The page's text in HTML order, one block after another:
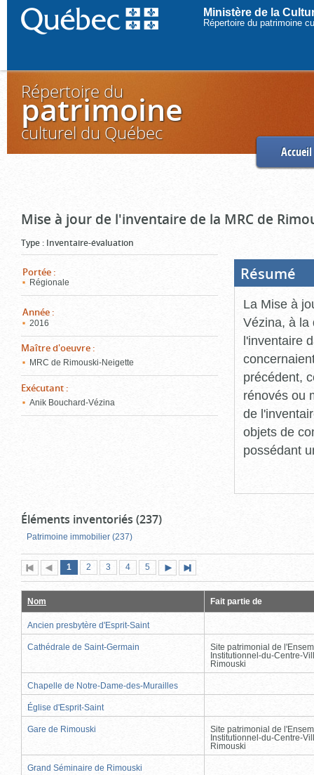
Ministère de la
Répertoire du patrimoine
Répertoire du
patrimoine
culturel du Québec
Accueil
Mise à jour de l'inventaire de la MRC de
Type : Inventaire-évaluation
Portée :
Régionale
Année :
2016
Maître d'oeuvre :
MRC de Rimouski-Neigette
Exécutant :
Anik Bouchard-Vézina
Résumé
La Mise à
Vézina, à la
l'inventaire
précédent,
rénovés ou
de
objets de
possédant
Éléments inventoriés (237)
Patrimoine immobilier (237)
Première
page
Page
précédente
Page
1 (page
actuelle)
Page
2 Page
3 Page
4 Page
5
suivante
page
Nom Fait partie de
Ancien presbytère d'Esprit-Saint
Cathédrale de Saint-Germain
Site patrimonial de
Institutionnel-du-Centre-
Rimouski
Chapelle de Notre-Dame-des-Murailles
Église d'Esprit-Saint
Gare de Rimouski
Site patrimonial de
Institutionnel-du-Centre-
Rimouski
Grand Séminaire de Rimouski